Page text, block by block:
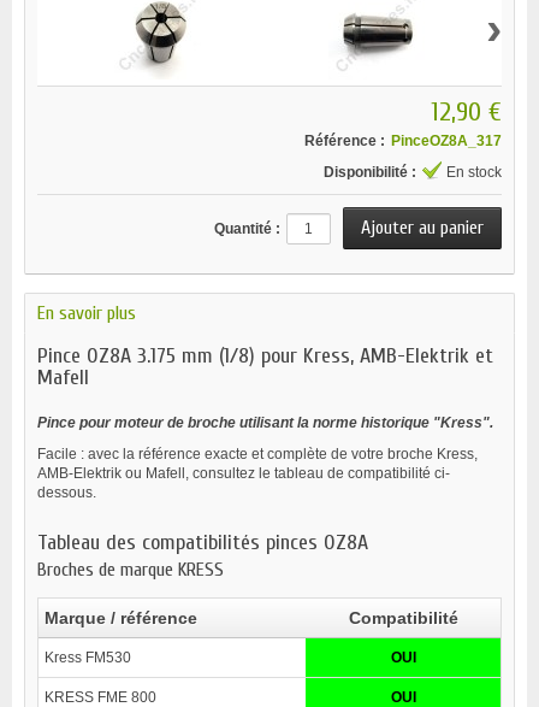
›
12,90 €
Référence : PinceOZ8A_317
Disponibilité :
En stock
Quantité :
En savoir plus
Pince OZ8A 3.175 mm (1/8) pour Kress, AMB-Elektrik et
Mafell
Pince pour moteur de broche utilisant la norme historique "Kress".
Facile : avec la référence exacte et complète de votre broche Kress,
AMB-Elektrik ou Mafell, consultez le tableau de compatibilité ci-
dessous.
Tableau des compatibilités pinces OZ8A
Broches de marque KRESS
Marque / référence Compatibilité
Kress FM530 OUI
KRESS FME 800 OUI